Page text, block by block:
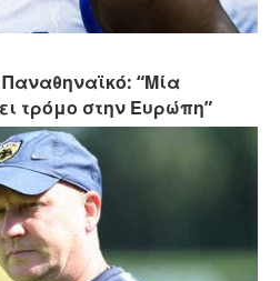
“Μία
τρόμο στην Ευρώπη”